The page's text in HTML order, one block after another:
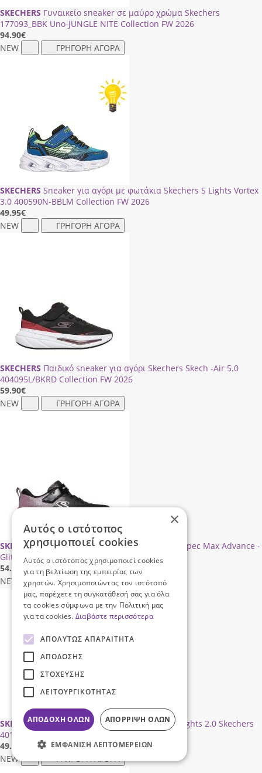
SKECHERS Γυναικείο sneaker σε μαύρο χρώμα Skechers
177093_BBK Uno-JUNGLE NITE Collection FW 2026
94.90€
NEW
ΓΡΗΓΟΡΗ ΑΓΟΡΑ
SKECHERS Sneaker για αγόρι με φωτάκια Skechers S Lights Vortex
3.0 400590Ν-ΒΒLΜ Collection FW 2026
49.95€
NEW
ΓΡΗΓΟΡΗ ΑΓΟΡΑ
SKECHERS Παιδικό sneaker για αγόρι Skechers Skech -Air 5.0
404095L/ΒΚRD Collection FW 2026
59.90€
NEW
ΓΡΗΓΟΡΗ ΑΓΟΡΑ
SKECHERS Sneaker για κορίτσι Skechers Microspec Max Advance -
Glitz Gala 303859L-BKRG Collection FW 2026
54.90
NEW
ΓΡΗΓΟΡΗ ΑΓΟΡΑ
SKECHERS Sneaker για αγόρι S Lights Meteor Lights 2.0 Skechers
401490LC-GΥΒΚ Collection FW 2026
49.90
NEW
×
Αυτός ο ιστότοπος
χρησιμοποιεί cookies
Αυτός ο ιστότοπος χρησιμοποιεί cookies
για τη βελτίωση της εμπειρίας των
χρηστών. Χρησιμοποιώντας τον ιστότοπό
μας, παρέχετε τη συγκατάθεσή σας για όλα
τα cookies σύμφωνα με την Πολιτική μας
για τα cookies. Διαβάστε περισσότερα
ΑΠΟΛΎΤΩΣ ΑΠΑΡΑΊΤΗΤΑ
ΑΠΌΔΟΣΗΣ
ΣΤΌΧΕΥΣΗΣ
ΛΕΙΤΟΥΡΓΙΚΌΤΗΤΑΣ
ΑΠΟΔΟΧΉ ΌΛΩΝ ΑΠΌΡΡΙΨΗ ΌΛΩΝ
ΕΜΦΆΝΙΣΗ ΛΕΠΤΟΜΕΡΕΙΏΝ